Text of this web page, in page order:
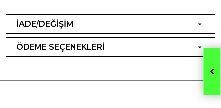
İADE/DEĞİŞİM
ÖDEME SEÇENEKLERİ